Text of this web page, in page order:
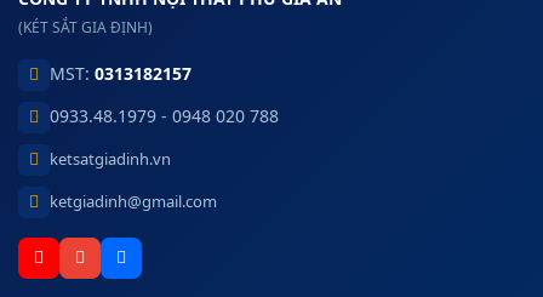
(KÉT SẮT GIA ĐỊNH)
MST: 0313182157
0933.48.1979 - 0948 020 788
ketsatgiadinh.vn
ketgiadinh@gmail.com